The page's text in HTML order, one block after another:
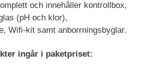
och innehåller kontrollbox,
(pH och klor),
Wifi-kit samt anborrningsbyglar.
ingår i paketpriset: